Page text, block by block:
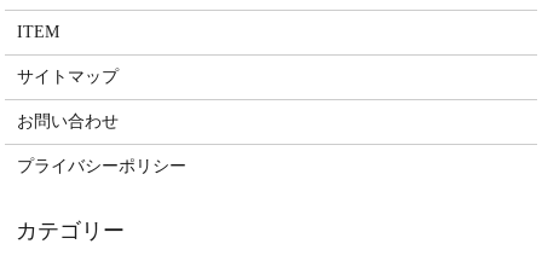
ITEM
サイトマップ
お問い合わせ
プライバシーポリシー